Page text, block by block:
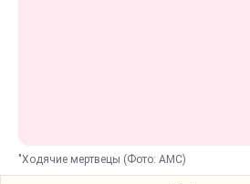
"Ходячие мертвецы (Фото: AMC)